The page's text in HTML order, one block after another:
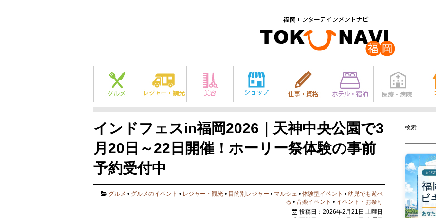
インドフェスin福岡2026｜天神中央公園で3
月20日～22日開催！ホーリー祭体験の事前
予約受付中
グルメ • グルメのイベント • レジャー・観光 • 目的別レジャー • マルシェ • 体験型イベント • 幼児でも遊べ
る • 音楽イベント • イベント・お祭り
投稿日：2026年2月21日 土曜日
検索